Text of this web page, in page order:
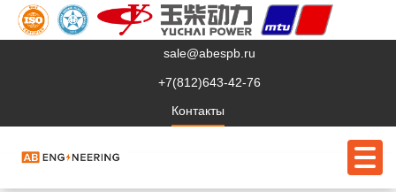
sale@abespb.ru
+7(812)643-42-76
Контакты